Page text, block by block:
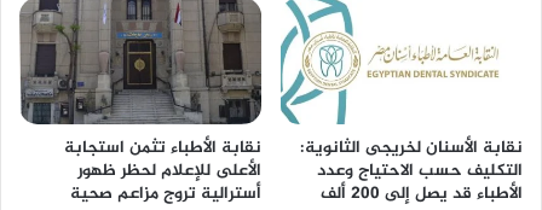
نقابة الأسنان لخريجى الثانوية:
التكليف حسب الاحتياج وعدد
الأطباء قد يصل إلى 200 ألف
نقابة الأطباء تثمن استجابة
الأعلى للإعلام لحظر ظهور
أسترالية تروج مزاعم صحية